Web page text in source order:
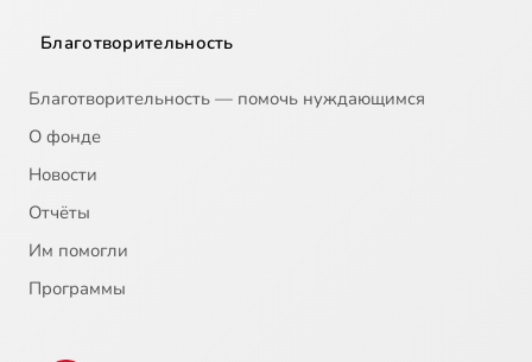
Благотворительность
Благотворительность — помочь нуждающимся
О фонде
Новости
Отчёты
Им помогли
Программы